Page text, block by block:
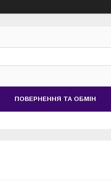
ПОВЕРНЕННЯ ТА ОБМІН